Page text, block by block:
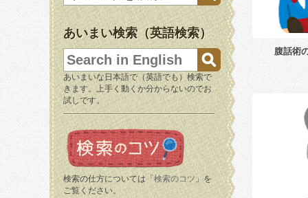
あいまい検索（英語検索）
あいまいな日本語で（英語でも）検索で
きます。上手く動くか分からないのでお
試しです。
検索の仕方については「 検索のコツ 」を
ご覧ください。
腹話術